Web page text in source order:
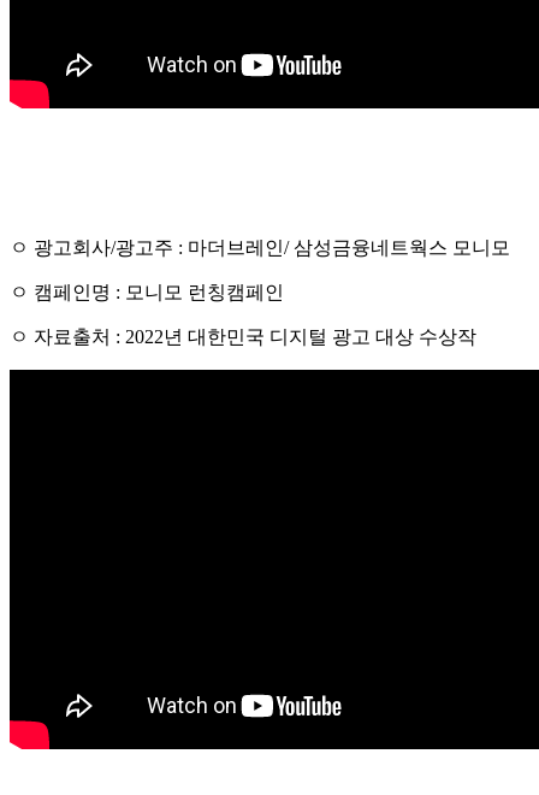
ㅇ 광고회사/광고주 : 마더브레인/ 삼성금융네트웍스 모니모
ㅇ 캠페인명 : 모니모 런칭캠페인
ㅇ 자료출처 : 2022년 대한민국 디지털 광고 대상 수상작